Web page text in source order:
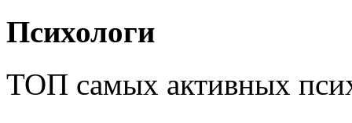
Психологи
ТОП самых активных